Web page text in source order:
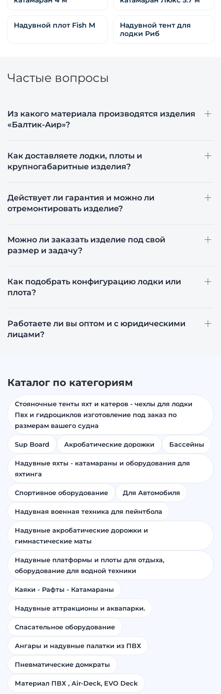
Надувной плот Fish M
Надувной тент для
лодки Риб
Частые вопросы
Из какого материала производятся изделия
«Балтик-Аир»?
Как доставляете лодки, плоты и
крупногабаритные изделия?
Действует ли гарантия и можно ли
отремонтировать изделие?
Можно ли заказать изделие под свой
размер и задачу?
Как подобрать конфигурацию лодки или
плота?
Работаете ли вы оптом и с юридическими
лицами?
Каталог по категориям
Стояночные тенты яхт и катеров - чехлы для лодки
Пвх и гидроциклов изготовление под заказ по
размерам вашего судна
Sup Board Акробатические дорожки Бассейны
Надувные яхты - катамараны и оборудования для
яхтинга
Спортивное оборудование Для Автомобиля
Надувная военная техника для пейнтбола
Надувные акробатические дорожки и
гимнастические маты
Надувные платформы и плоты для отдыха,
оборудование для водной техники
Каяки - Рафты - Катамараны
Надувные аттракционы и аквапарки.
Спасательное оборудование
Ангары и надувные палатки из ПВХ
Пневматические домкраты
Материал ПВХ , Air-Deck, EVO Deck